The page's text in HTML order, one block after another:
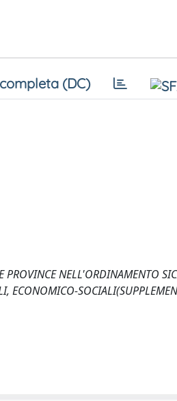
(DC)
NELL'ORDINAMENTO
ECONOMICO-